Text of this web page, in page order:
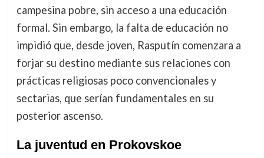
campesina pobre, sin acceso a una educación
formal. Sin embargo, la falta de educación no
impidió que, desde joven, Rasputín comenzara a
forjar su destino mediante sus relaciones con
prácticas religiosas poco convencionales y
sectarias, que serían fundamentales en su
posterior ascenso.
La juventud en Prokovskoe